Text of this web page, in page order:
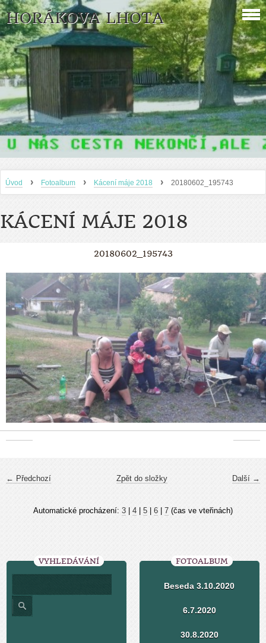
HORÁKOVA LHOTA
Úvod › Fotoalbum › Kácení máje 2018 › 20180602_195743
KÁCENÍ MÁJE 2018
20180602_195743
← Předchozí Další →
Zpět do složky
Automatické procházení: 3 4 5 6 7 (čas ve vteřinách)
VYHLEDÁVÁNÍ FOTOALBUM
Beseda 3.10.2020
6.7.2020
30.8.2020